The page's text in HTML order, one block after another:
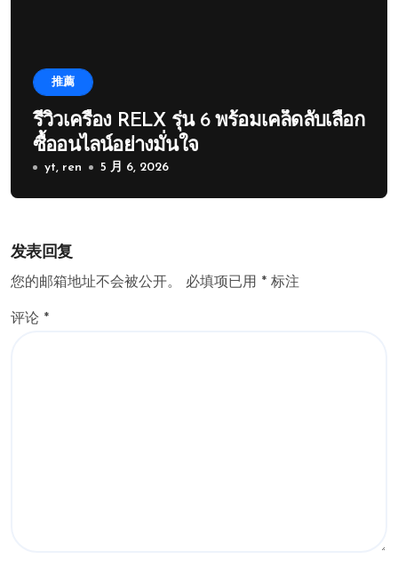
推薦
รีวิวเครื่อง RELX รุ่น 6 พร้อมเคล็ดลับเลือก
ซื้ออนไลน์อย่างมั่นใจ
yt, ren 5 月 6, 2026
发表回复
您的邮箱地址不会被公开。 必填项已用 * 标注
评论 *